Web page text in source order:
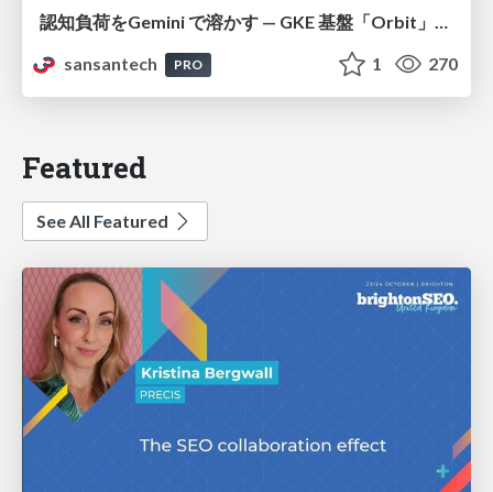
認知負荷をGemini で溶かす — GKE 基盤「Orbit」における AI エージェントの実践
sansantech
PRO 1 270
Featured
See All Featured